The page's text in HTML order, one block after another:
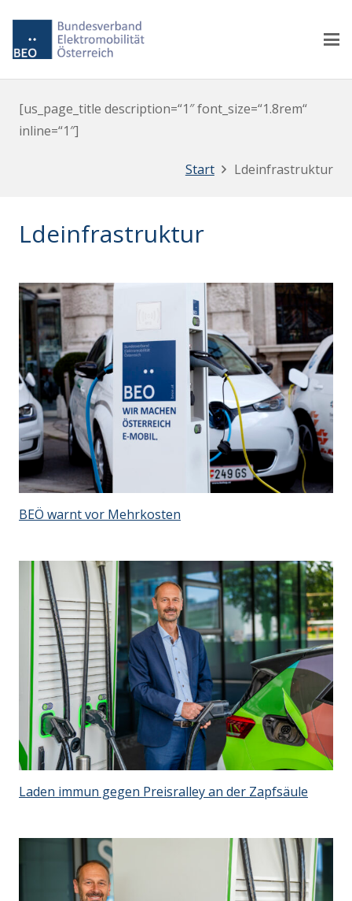
[us_page_title description=“1″ font_size=“1.8rem“
inline=“1″]
Start Ldeinfrastruktur
Ldeinfrastruktur
BEÖ warnt vor Mehrkosten
Laden immun gegen Preisralley an der Zapfsäule